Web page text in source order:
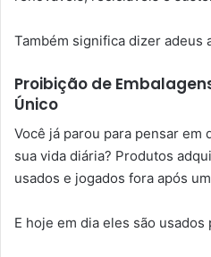
Também significa dizer adeus
Proibição de
Único
Você já parou para pensar em
sua vida diária? Produtos
usados ​​e jogados fora após
E hoje em dia eles são